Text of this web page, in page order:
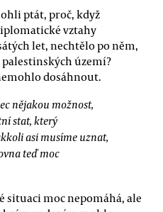
ptát, proč, když
vztahy
let, nechtělo po něm,
území?
dosáhnout.
nějakou možnost,
stat, který
asi musíme uznat,
teď moc
situaci moc nepomáhá, ale